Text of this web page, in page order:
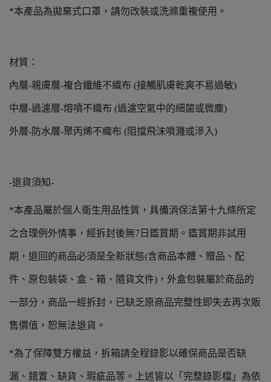
*本產品為拋棄式口罩，請勿改裝或洗滌重複使用。
材質：
內層-親膚層-複合纖維不織布 (接觸肌膚乾爽不易過敏)
中層-過濾層-熔噴不織布 (過濾空氣中的細菌或微塵)
外層-防水層-聚丙烯不織布 (阻擋飛沫噴濺或滲入)
-退貨須知-
*本產品屬於個人衛生用品性質，具備消保法第十九條所定
之合理例外情事，經拆封後無7日鑑賞期。鑑賞期非試用
期，退回的商品必須是全新狀態(含商品本體、贈品、配
件、原包裝袋、盒、箱、隨貨文件)，外盒包裝屬於商品的
一部分，商品一經拆封，已缺乏原商品完整性即失去再次販
售價值，恕無法退貨。
*為了保障雙方權益，拆箱請全程錄影以確保商品是否缺
漏、錯置、缺貨、瑕疵品等。上述皆以「完整錄影檔」為依